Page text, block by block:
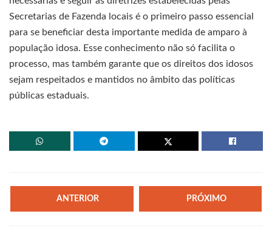
Secretarias de Fazenda locais é o primeiro passo essencial
para se beneficiar desta importante medida de amparo à
população idosa. Esse conhecimento não só facilita o
processo, mas também garante que os direitos dos idosos
sejam respeitados e mantidos no âmbito das políticas
públicas estaduais.
ANTERIOR PRÓXIMO